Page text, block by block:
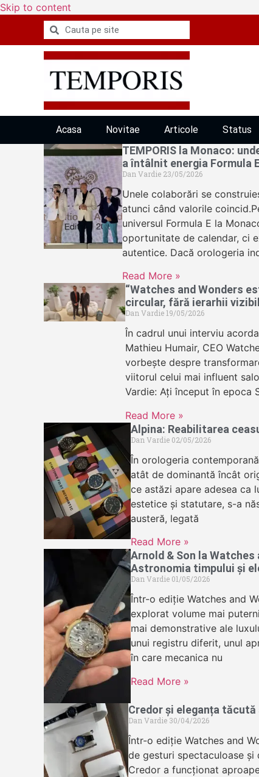
Skip to content
Acasa Novitae Articole Status
TEMPORIS la Monaco:
a întâlnit energia Formula
Dan Vardie 23/05/2026
Unele colaborări se
atunci când valorile
universul Formula E la
oportunitate de calendar, ci
autentice. Dacă orologeria
Read More »
“Watches and Wonders
circular, fără ierarhii
Dan Vardie19/05/2026
În cadrul unui interviu
Mathieu Humair, CEO
vorbește despre
viitorul celui mai influent
Vardie: Ați început în epoca
Read More »
Alpina: Reabilitarea
Dan Vardie 02/05/2026
În orologeria
atât de dominantă încât
ce astăzi apare adesea ca
estetice și statutare, s-a
austeră, legată
Read More »
Arnold & Son la Watches
Astronomia timpului și
Dan Vardie 01/05/2026
Într-o ediție Watches and
explorat volume mai
mai demonstrative ale
unui registru diferit, unul
în care mecanica nu
Read More »
Credor și eleganța
Dan Vardie 30/04/2026
Într-o ediție Watches and
de gesturi spectaculoase
Credor a funcționat